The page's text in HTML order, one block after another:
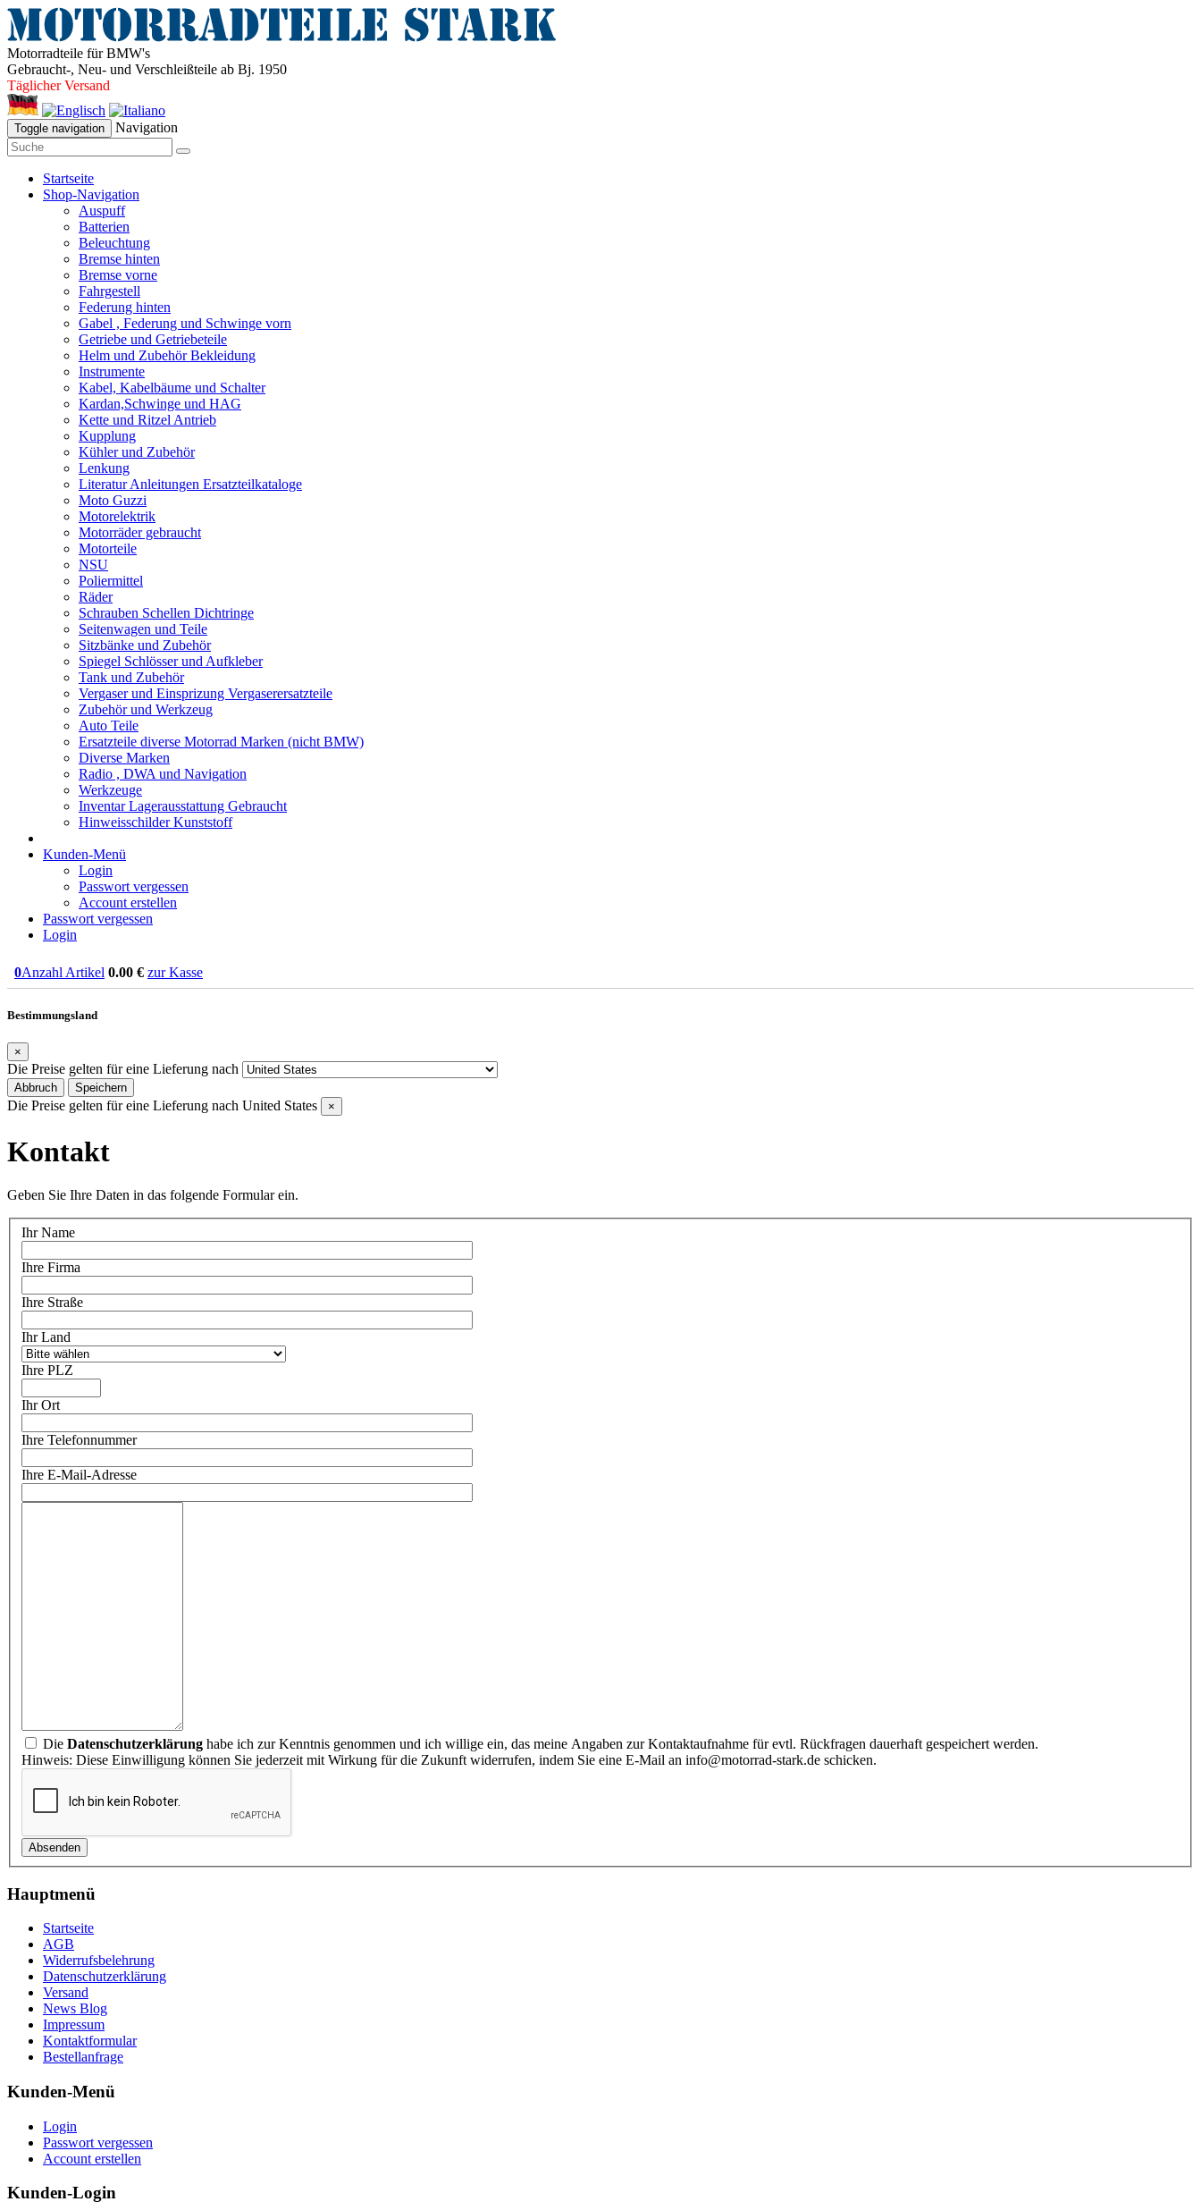
Motorradteile für BMW's
Gebraucht-, Neu- und Verschleißteile ab Bj. 1950
Täglicher Versand
Toggle navigation Navigation
Startseite
Shop-Navigation
Auspuff
Batterien
Beleuchtung
Bremse hinten
Bremse vorne
Fahrgestell
Federung hinten
Gabel , Federung und Schwinge vorn
Getriebe und Getriebeteile
Helm und Zubehör Bekleidung
Instrumente
Kabel, Kabelbäume und Schalter
Kardan,Schwinge und HAG
Kette und Ritzel Antrieb
Kupplung
Kühler und Zubehör
Lenkung
Literatur Anleitungen Ersatzteilkataloge
Moto Guzzi
Motorelektrik
Motorräder gebraucht
Motorteile
NSU
Poliermittel
Räder
Schrauben Schellen Dichtringe
Seitenwagen und Teile
Sitzbänke und Zubehör
Spiegel Schlösser und Aufkleber
Tank und Zubehör
Vergaser und Einsprizung Vergaserersatzteile
Zubehör und Werkzeug
Auto Teile
Ersatzteile diverse Motorrad Marken (nicht BMW)
Diverse Marken
Radio , DWA und Navigation
Werkzeuge
Inventar Lagerausstattung Gebraucht
Hinweisschilder Kunststoff
Kunden-Menü
Login
Passwort vergessen
Account erstellen
Passwort vergessen
Login
0Anzahl Artikel 0.00 € zur Kasse
Bestimmungsland
×
Die Preise gelten für eine Lieferung nach
Abbruch Speichern
Die Preise gelten für eine Lieferung nach United States ×
Kontakt
Geben Sie Ihre Daten in das folgende Formular ein.
Ihr Name
Ihre Firma
Ihre Straße
Ihr Land
Ihre PLZ
Ihr Ort
Ihre Telefonnummer
Ihre E-Mail-Adresse
Die Datenschutzerklärung habe ich zur Kenntnis genommen und ich willige ein, das meine Angaben zur Kontaktaufnahme für evtl. Rückfragen dauerhaft gespeichert werden.
Hinweis: Diese Einwilligung können Sie jederzeit mit Wirkung für die Zukunft widerrufen, indem Sie eine E-Mail an info@motorrad-stark.de schicken.
Hauptmenü
Startseite
AGB
Widerrufsbelehrung
Datenschutzerklärung
Versand
News Blog
Impressum
Kontaktformular
Bestellanfrage
Kunden-Menü
Login
Passwort vergessen
Account erstellen
Kunden-Login